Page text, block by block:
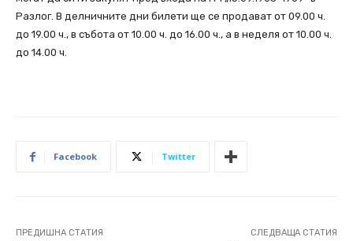
Разлог. В делничните дни билети ще се продават от 09.00 ч.
до 19.00 ч., в събота от 10.00 ч. до 16.00 ч., а в неделя от 10.00 ч.
до 14.00 ч.
Facebook Twitter
ПРЕДИШНА СТАТИЯ СЛЕДВАЩА СТАТИЯ